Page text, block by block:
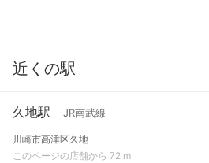
近くの駅
久地駅 JR南武線
川崎市高津区久地
このページの店舗から 72 m